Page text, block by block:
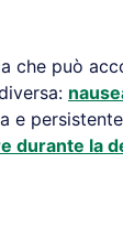
che può
e
durante la